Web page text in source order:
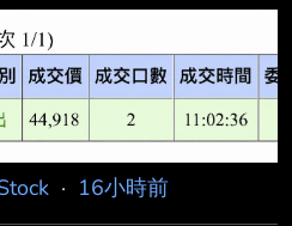
文，多空理由不充實者，板
分。 我是技術圖表派再加
7月22日前陣子最大跌前已經
的趨勢， 剛好今天反彈到
力， 45000-48000上方橫
籌碼 賣壓很重,不認為能
· 16小時前